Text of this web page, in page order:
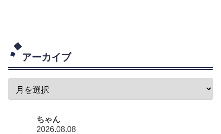
アーカイブ
ちゃん
2026.08.08